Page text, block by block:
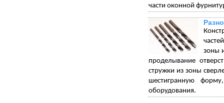
части оконной
зоны
проделывание
стружки из зоны
шестигранную
оборудования.